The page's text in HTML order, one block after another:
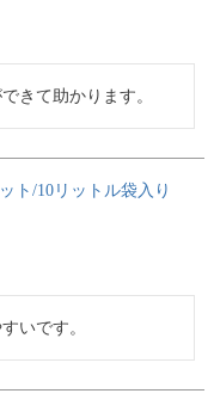
きて助かります。
ト/10リットル袋入り
いです。